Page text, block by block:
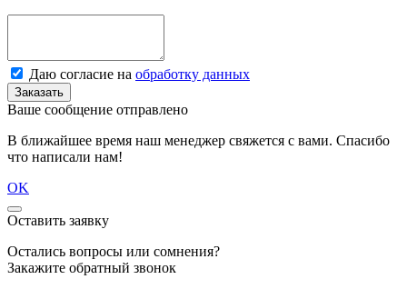
Даю согласие на обработку данных
Заказать
Ваше сообщение отправлено
В ближайшее время наш менеджер свяжется с вами. Спасибо
что написали нам!
OK
Оставить заявку
Остались вопросы или сомнения?
Закажите обратный звонок